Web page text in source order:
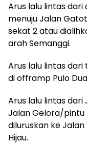
Arus lalu lintas dari
menuju Jalan
sekat 2 atau
arah Semanggi.
Arus lalu lintas
di offramp Pulo
Arus lalu lintas
Jalan Gelora/pintu
diluruskan ke
Hijau.